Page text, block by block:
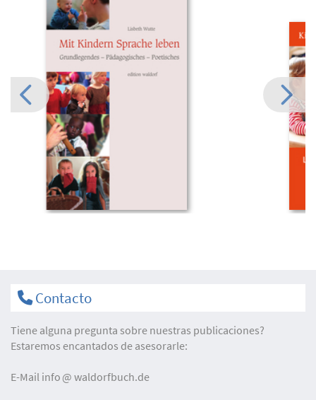
Contacto
Tiene alguna pregunta sobre nuestras publicaciones?
Estaremos encantados de asesorarle:
E-Mail info waldorfbuch.de